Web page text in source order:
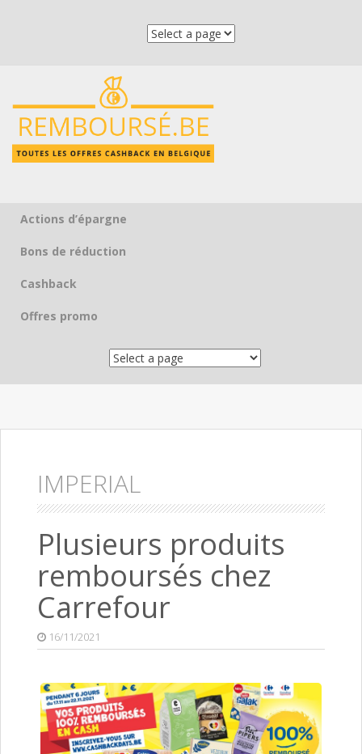
Skip to content
Actions d’épargne
Bons de réduction
Cashback
Offres promo
IMPERIAL
Plusieurs produits
remboursés chez
Carrefour
16/11/2021